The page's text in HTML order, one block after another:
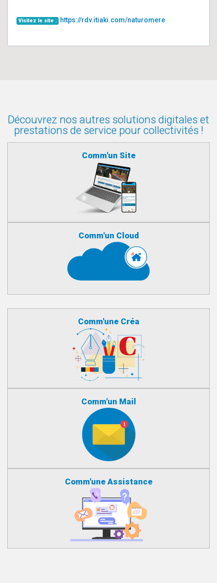
Visitez le site : https://rdv.itiaki.com/naturomere
Découvrez nos autres solutions digitales et
prestations de service pour collectivités !
Comm'un Site
Comm'un Cloud
Comm'une Créa
Comm'un Mail
Comm'une Assistance